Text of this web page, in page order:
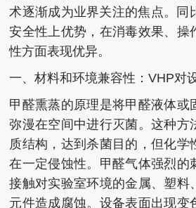
术逐渐成为业界关注的焦点。同
安全性上优势，在消毒效果、操
性方面表现优异。
一、材料和环境兼容性：VHP对
甲醛熏蒸的原理是将甲醛液体或
弥漫在空间中进行灭菌。这种方
质结构，达到杀菌目的，但化学
在一定侵蚀性。甲醛气体强烈的
接触对实验室环境的金属、塑料
元件造成腐蚀。设备表面出现变